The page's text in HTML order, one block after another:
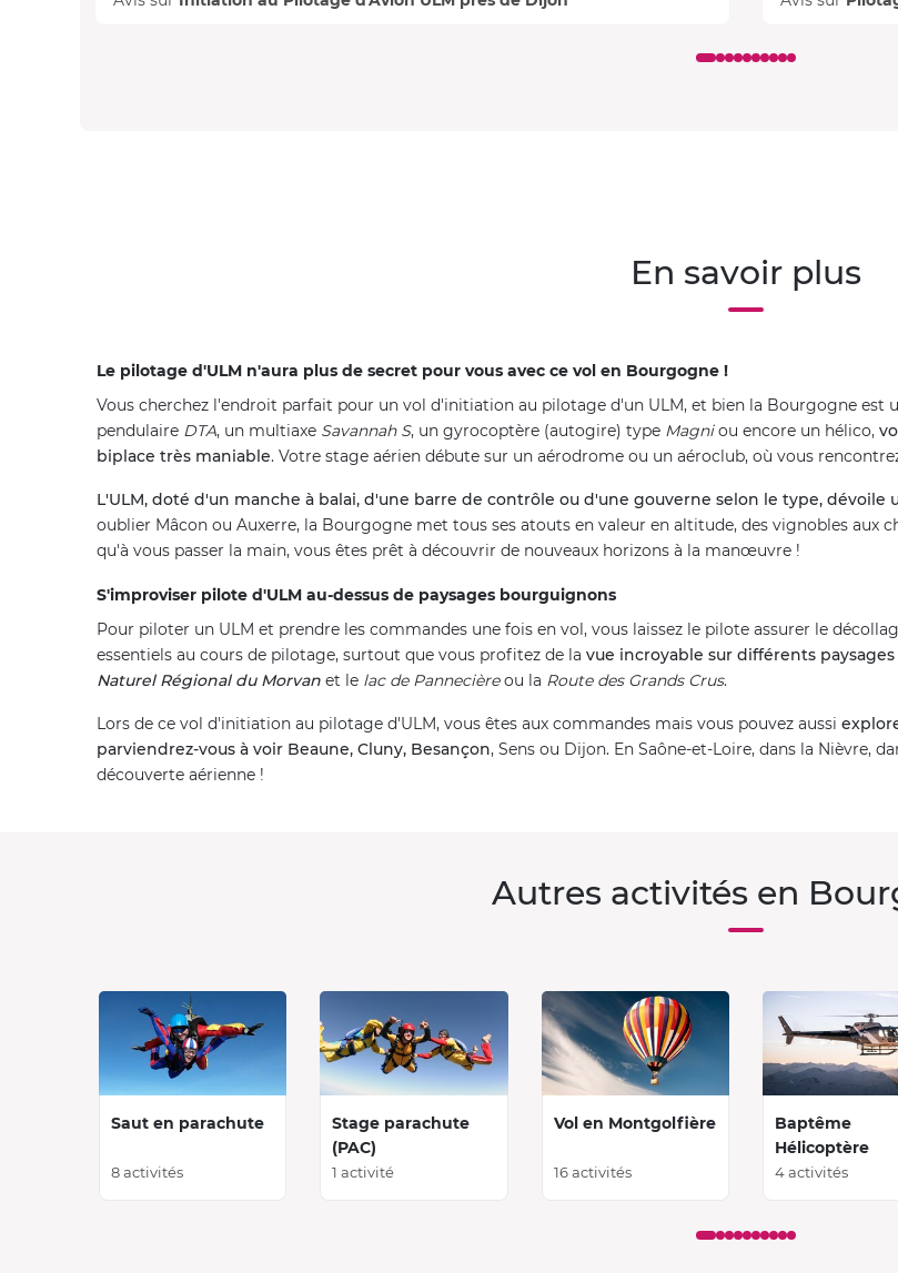
En savoir plus
Le pilotage d'ULM n'aura plus de secret pour vous avec ce vol en Bourgogne !
Vous cherchez l'endroit parfait pour un vol d'initiation au pilotage d'un ULM, et bien la Bourgogne est
pendulaire DTA, un multiaxe Savannah S, un gyrocoptère (autogire) type Magniou encore un hélico,
biplace très maniable. Votre stage aérien débute sur un aérodrome ou un aéroclub, où vous
L'ULM, doté d'un manche à balai, d'une barre de contrôle ou d'une gouverne selon le type,
oublier Mâcon ou Auxerre, la Bourgogne met tous ses atouts en valeur en altitude, des vignobles
qu'à vous passer la main, vous êtes prêt à découvrir de nouveaux horizons à la manœuvre !
S'improviser pilote d'ULM au-dessus de paysages bourguignons
Pour piloter un ULM et prendre les commandes une fois en vol, vous laissez le pilote assurer le
essentiels au cours de pilotage, surtout que vous profitez de la vue incroyable sur différents
Naturel Régional du Morvan et le lac de Pannecièreou la Route des Grands Crus.
Lors de ce vol d'initiation au pilotage d'ULM, vous êtes aux commandes mais vous pouvez aussi
parviendrez-vous à voir Beaune, Cluny, Besançon, Sens ou Dijon. En Saône-et-Loire, dans la Nièvre,
découverte aérienne !
Autres activités en
Saut en parachute
8 activités
Stage parachute
(PAC)
1 activité
Vol en Montgolfière
16 activités
Baptême
Hélicoptère
4 activités